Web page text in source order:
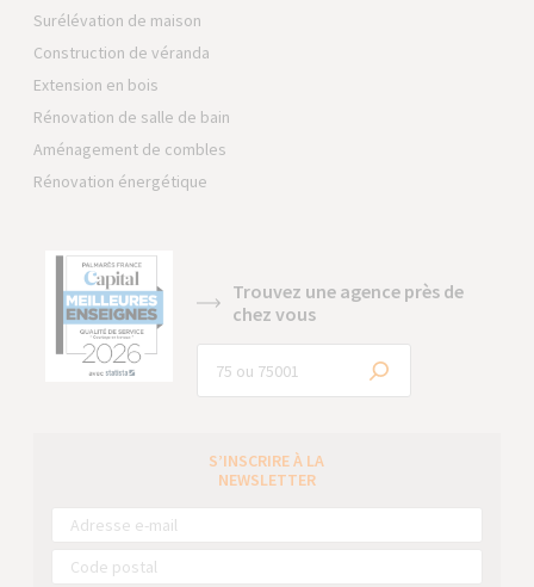
Surélévation de maison
Construction de véranda
Extension en bois
Rénovation de salle de bain
Aménagement de combles
Rénovation énergétique
Trouvez une agence près de
chez vous
S’INSCRIRE À LA
NEWSLETTER